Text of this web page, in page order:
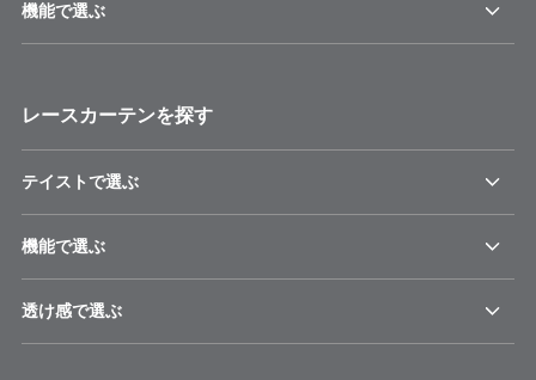
機能で選ぶ
レースカーテンを探す
テイストで選ぶ
機能で選ぶ
透け感で選ぶ